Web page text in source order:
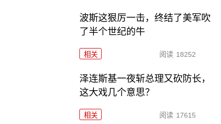
波斯这狠厉一击，终结了美军吹
了半个世纪的牛
相关 阅读 18252
泽连斯基一夜斩总理又砍防长，
这大戏几个意思？
相关 阅读 17615